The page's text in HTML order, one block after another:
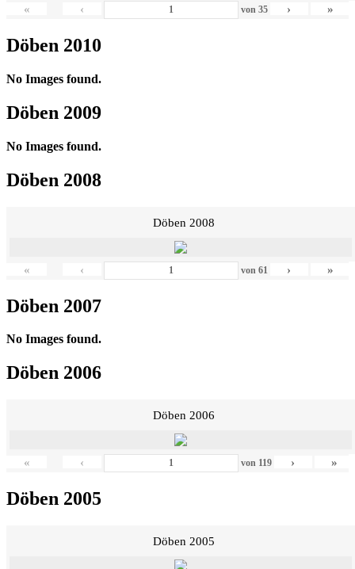
« ‹ von 35 › »
Döben 2010
No Images found.
Döben 2009
No Images found.
Döben 2008
Döben 2008
« ‹ von 61 › »
Döben 2007
No Images found.
Döben 2006
Döben 2006
« ‹ von 119 › »
Döben 2005
Döben 2005